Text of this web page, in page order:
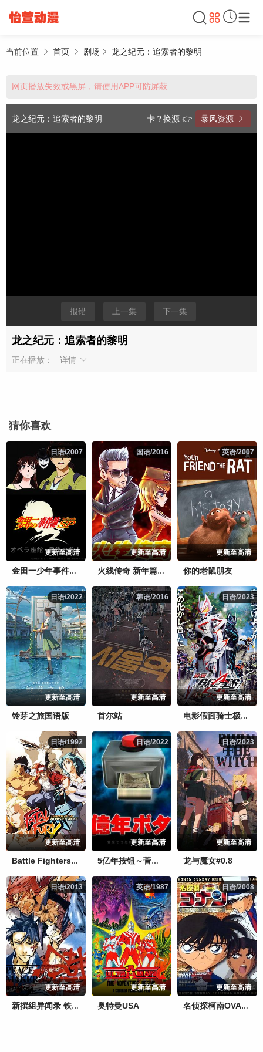
当前位置 首页 剧场 龙之纪元：追索者的黎明
网页播放失效或黑屏，请使用APP可防屏蔽
龙之纪元：追索者的黎明 卡？换源 👉 暴风资源
报错 上一集 下一集
龙之纪元：追索者的黎明
正在播放： 详情
猜你喜欢
日语/2007
日语/2007
更新至高清
金田一少年事件簿：歌剧院最后的杀人
国语/2016
国语/2016
更新至高清
火线传奇 新年篇之捉汪大作战
英语/2007
英语/2007
更新至高清
你的老鼠朋友
日语/2022
日语/2022
更新至高清
铃芽之旅国语版
韩语/2016
韩语/2016
更新至高清
首尔站
日语/2023
日语/2023
更新至高清
电影假面骑士极狐：4位王者与黑狐
日语/1992
日语/1992
更新至高清
Battle Fighters 饿狼传说
日语/2022
日语/2022
更新至高清
5亿年按钮～菅原壮太的超短篇～
日语/2023
日语/2023
更新至高清
龙与魔女#0.8
日语/2013
日语/2013
更新至高清
新撰组异闻录 铁 油小路篇
英语/1987
英语/1987
更新至高清
奥特曼USA
日语/2008
日语/2008
更新至高清
名侦探柯南OVA6：追踪失踪的钻石，柯南、平次VS基德